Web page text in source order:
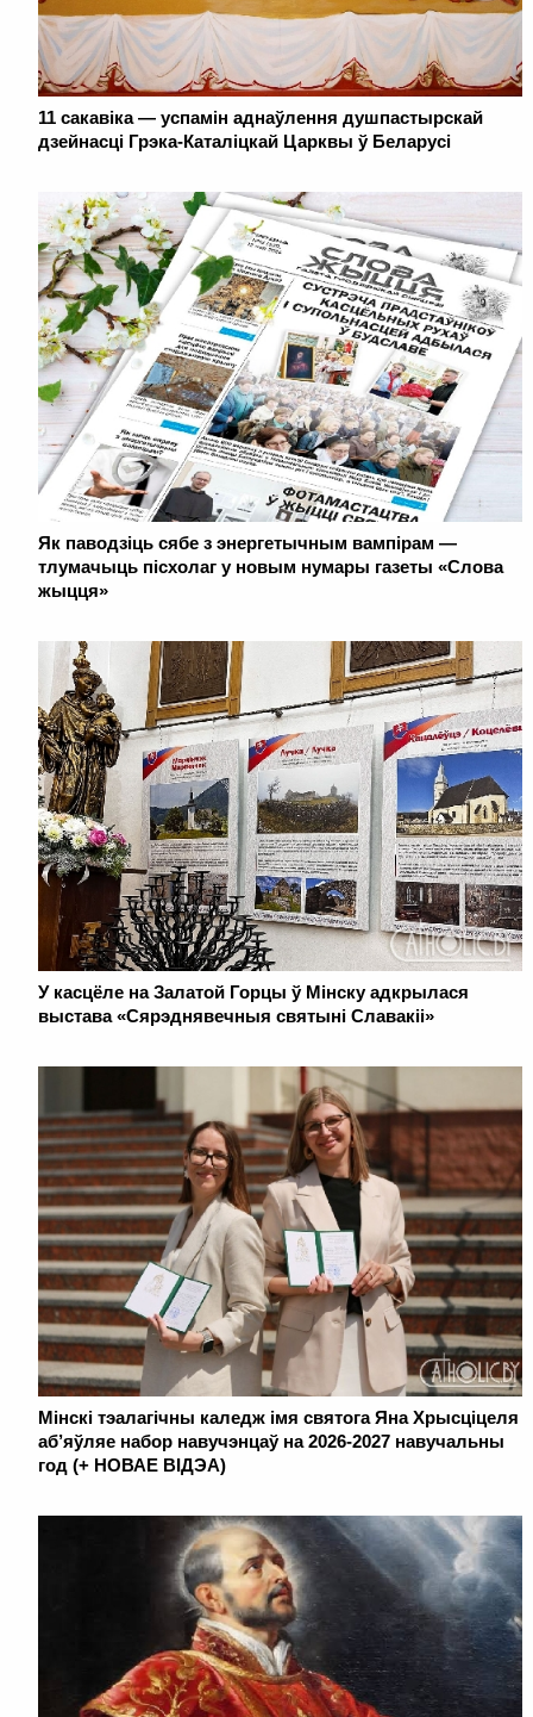
11 сакавіка — успамін аднаўлення душпастырскай
дзейнасці Грэка-Каталіцкай Царквы ў Беларусі
Як паводзіць сябе з энергетычным вампірам —
тлумачыць пісхолаг у новым нумары газеты «Слова
жыцця»
У касцёле на Залатой Горцы ў Мінску адкрылася
выстава «Сярэднявечныя святыні Славакіі»
Мінскі тэалагічны каледж імя святога Яна Хрысціцеля
аб’яўляе набор навучэнцаў на 2026-2027 навучальны
год (+ НОВАЕ ВІДЭА)